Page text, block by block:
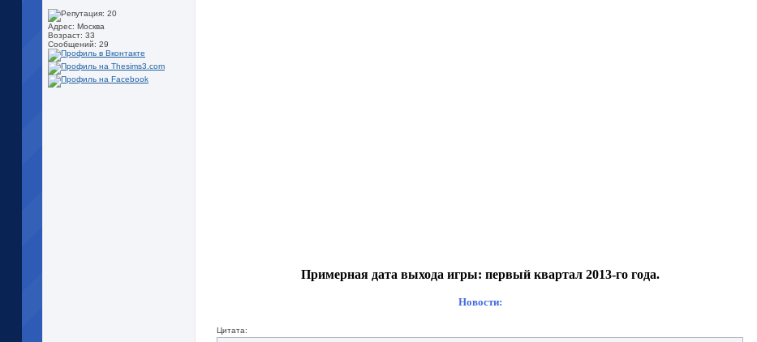
Адрес: Москва
Возраст: 33
Сообщений: 29
Примерная дата выхода игры: первый квартал 2013-го года.
Новости:
Цитата: